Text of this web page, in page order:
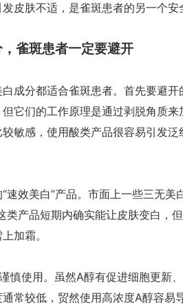
皮肤不适，是雀斑患者的另一个安
雀斑患者一定要避开
分都适合雀斑患者。首先要避开
它们的工作原理是通过剥脱角质
敏感，使用酸类产品很容易引发
效美白”产品。市面上一些三无美
类产品短期内确实能让皮肤变白，
加霜。
使用。虽然A醇有促进细胞更新
常较低，贸然使用高浓度A醇容易